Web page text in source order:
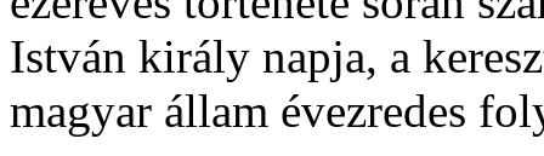
István király napja, a
magyar állam évezredes